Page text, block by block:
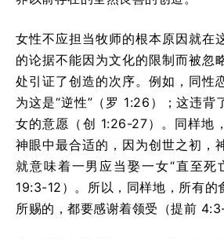
女性不应担当牧师的根本原因就在
的论据不能因为文化的限制而被忽
处引证了创造的次序。例如，同性
为这是“逆性”（罗 1:26）；这违背
女的意愿（创 1:26-27）。同样地
神眼中最合适的，因为创世之初，
就意味着一男应当娶一女“直至死
19:3-12）。所以，同样地，所有的
所赐的，都要感谢着领受（提前 4:3-